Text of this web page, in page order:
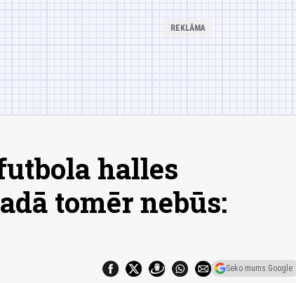
halles
tomēr nebūs:
Seko mums Google